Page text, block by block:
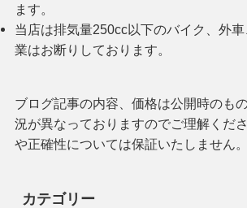
ます。
当店は排気量250cc以下のバイク、外
業はお断りしております。
ブログ記事の内容、価格は公開時のも
況が異なっておりますのでご理解くだ
や正確性については保証いたしません。
カテゴリー